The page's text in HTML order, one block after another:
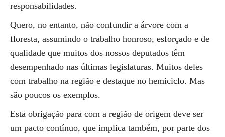
responsabilidades.
Quero, no entanto, não confundir a árvore com a
floresta, assumindo o trabalho honroso, esforçado e de
qualidade que muitos dos nossos deputados têm
desempenhado nas últimas legislaturas. Muitos deles
com trabalho na região e destaque no hemiciclo. Mas
são poucos os exemplos.
Esta obrigação para com a região de origem deve ser
um pacto contínuo, que implica também, por parte dos